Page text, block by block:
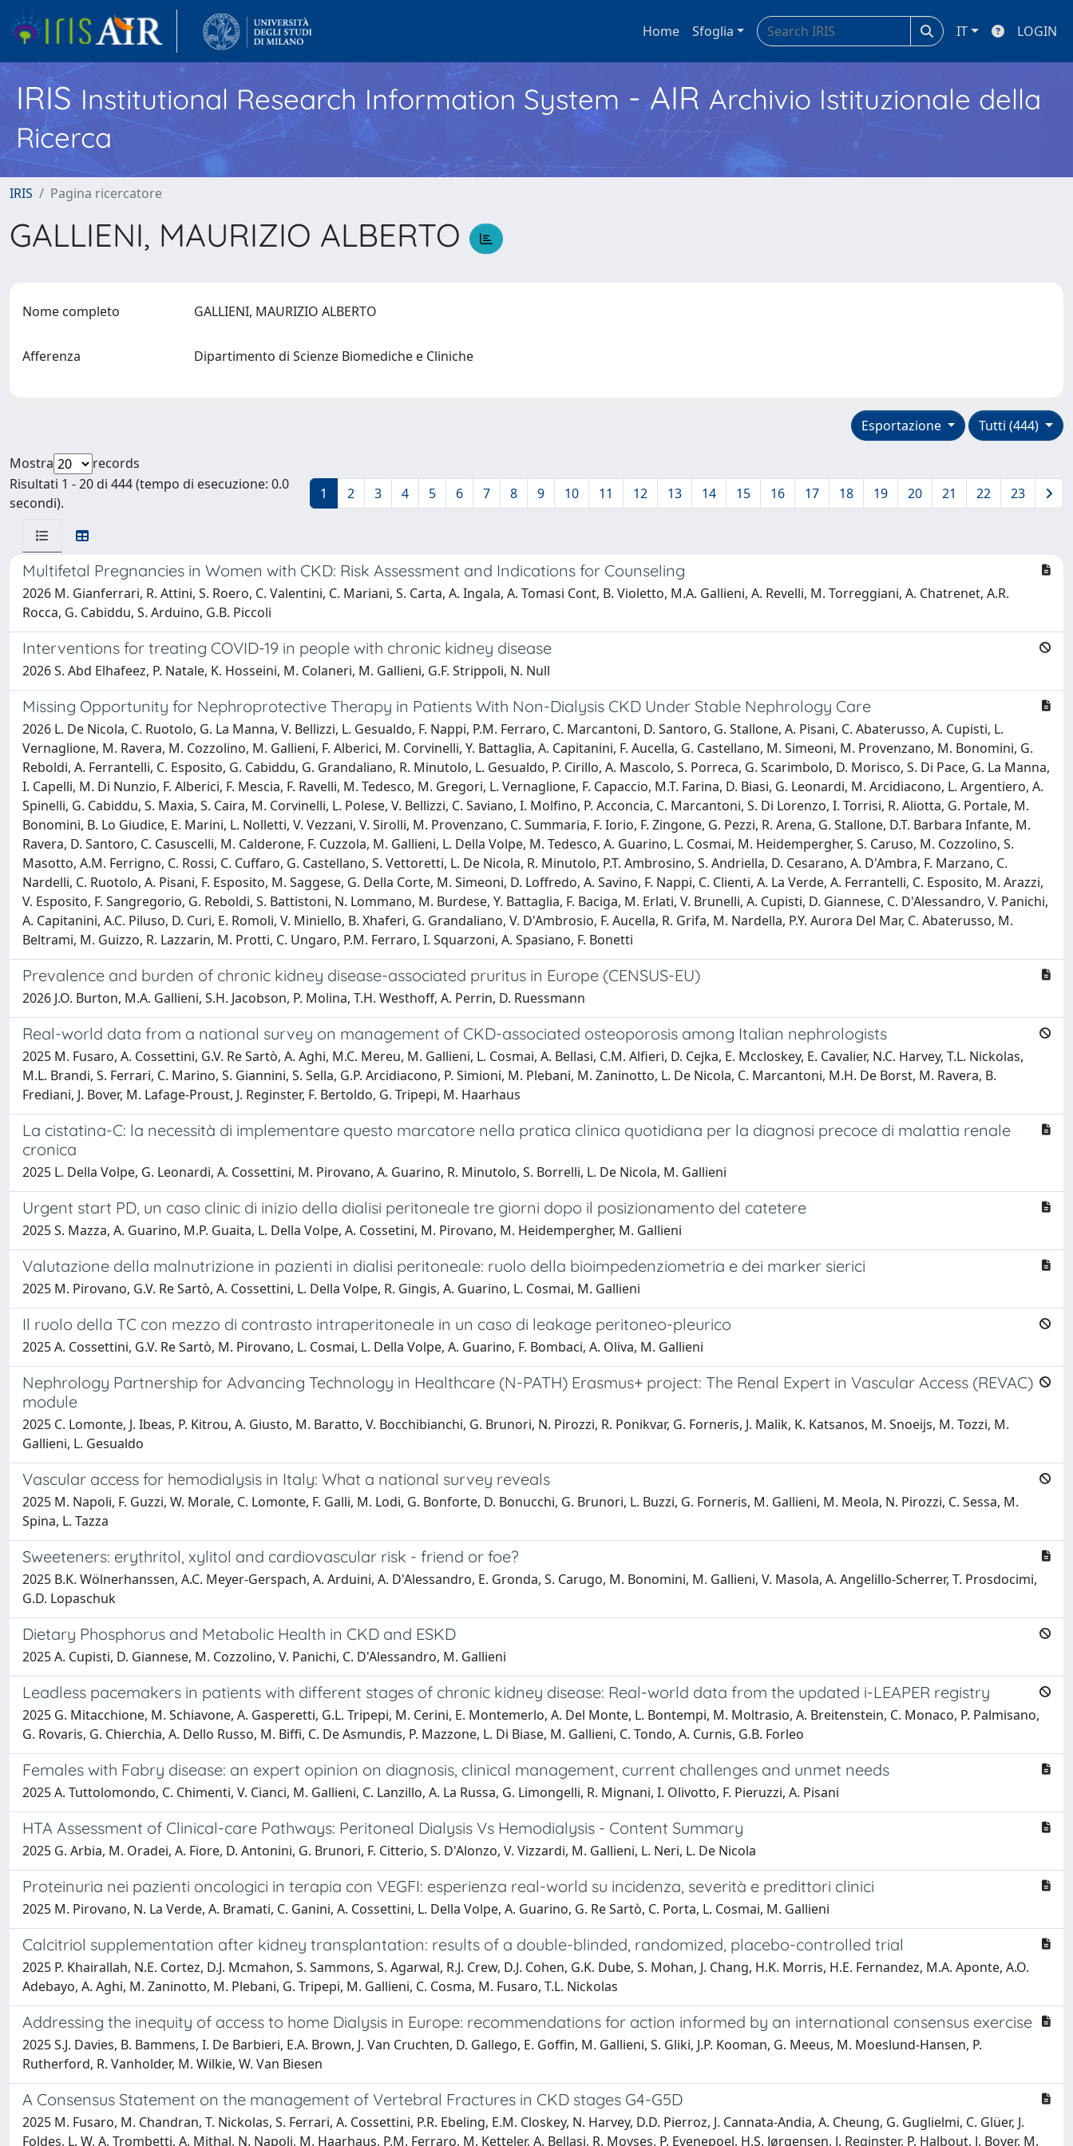
Home Sfoglia IT LOGIN
IRISInstitutional Research Information System - AIR Archivio Istituzionale della
Ricerca
IRIS Pagina ricercatore
GALLIENI, MAURIZIO ALBERTO
Nome completo GALLIENI, MAURIZIO ALBERTO
Afferenza Dipartimento di Scienze Biomediche e Cliniche
Tutti (444)
Esportazione
Mostra
records
Risultati 1 - 20 di 444 (tempo di esecuzione: 0.0
secondi).
1 2 3 4 5 6 7 8 9 10 11 12 13 14 15 16 17 18 19 20 21 22 23
Multifetal Pregnancies in Women with CKD: Risk Assessment and Indications for Counseling
2026 M. Gianferrari, R. Attini, S. Roero, C. Valentini, C. Mariani, S. Carta, A. Ingala, A. Tomasi Cont, B. Violetto, M.A. Gallieni, A. Revelli, M. Torreggiani, A. Chatrenet, A.R.
Rocca, G. Cabiddu, S. Arduino, G.B. Piccoli
Interventions for treating COVID-19 in people with chronic kidney disease
2026 S. Abd Elhafeez, P. Natale, K. Hosseini, M. Colaneri, M. Gallieni, G.F. Strippoli, N. Null
Missing Opportunity for Nephroprotective Therapy in Patients With Non-Dialysis CKD Under Stable Nephrology Care
2026 L. De Nicola, C. Ruotolo, G. La Manna, V. Bellizzi, L. Gesualdo, F. Nappi, P.M. Ferraro, C. Marcantoni, D. Santoro, G. Stallone, A. Pisani, C. Abaterusso, A. Cupisti, L.
Vernaglione, M. Ravera, M. Cozzolino, M. Gallieni, F. Alberici, M. Corvinelli, Y. Battaglia, A. Capitanini, F. Aucella, G. Castellano, M. Simeoni, M. Provenzano, M. Bonomini, G.
Reboldi, A. Ferrantelli, C. Esposito, G. Cabiddu, G. Grandaliano, R. Minutolo, L. Gesualdo, P. Cirillo, A. Mascolo, S. Porreca, G. Scarimbolo, D. Morisco, S. Di Pace, G. La Manna,
I. Capelli, M. Di Nunzio, F. Alberici, F. Mescia, F. Ravelli, M. Tedesco, M. Gregori, L. Vernaglione, F. Capaccio, M.T. Farina, D. Biasi, G. Leonardi, M. Arcidiacono, L. Argentiero, A.
Spinelli, G. Cabiddu, S. Maxia, S. Caira, M. Corvinelli, L. Polese, V. Bellizzi, C. Saviano, I. Molfino, P. Acconcia, C. Marcantoni, S. Di Lorenzo, I. Torrisi, R. Aliotta, G. Portale, M.
Bonomini, B. Lo Giudice, E. Marini, L. Nolletti, V. Vezzani, V. Sirolli, M. Provenzano, C. Summaria, F. Iorio, F. Zingone, G. Pezzi, R. Arena, G. Stallone, D.T. Barbara Infante, M.
Ravera, D. Santoro, C. Casuscelli, M. Calderone, F. Cuzzola, M. Gallieni, L. Della Volpe, M. Tedesco, A. Guarino, L. Cosmai, M. Heidempergher, S. Caruso, M. Cozzolino, S.
Masotto, A.M. Ferrigno, C. Rossi, C. Cuffaro, G. Castellano, S. Vettoretti, L. De Nicola, R. Minutolo, P.T. Ambrosino, S. Andriella, D. Cesarano, A. D'Ambra, F. Marzano, C.
Nardelli, C. Ruotolo, A. Pisani, F. Esposito, M. Saggese, G. Della Corte, M. Simeoni, D. Loffredo, A. Savino, F. Nappi, C. Clienti, A. La Verde, A. Ferrantelli, C. Esposito, M. Arazzi,
V. Esposito, F. Sangregorio, G. Reboldi, S. Battistoni, N. Lommano, M. Burdese, Y. Battaglia, F. Baciga, M. Erlati, V. Brunelli, A. Cupisti, D. Giannese, C. D'Alessandro, V. Panichi,
A. Capitanini, A.C. Piluso, D. Curi, E. Romoli, V. Miniello, B. Xhaferi, G. Grandaliano, V. D'Ambrosio, F. Aucella, R. Grifa, M. Nardella, P.Y. Aurora Del Mar, C. Abaterusso, M.
Beltrami, M. Guizzo, R. Lazzarin, M. Protti, C. Ungaro, P.M. Ferraro, I. Squarzoni, A. Spasiano, F. Bonetti
Prevalence and burden of chronic kidney disease-associated pruritus in Europe (CENSUS-EU)
2026 J.O. Burton, M.A. Gallieni, S.H. Jacobson, P. Molina, T.H. Westhoff, A. Perrin, D. Ruessmann
Real-world data from a national survey on management of CKD-associated osteoporosis among Italian nephrologists
2025 M. Fusaro, A. Cossettini, G.V. Re Sartò, A. Aghi, M.C. Mereu, M. Gallieni, L. Cosmai, A. Bellasi, C.M. Alfieri, D. Cejka, E. Mccloskey, E. Cavalier, N.C. Harvey, T.L. Nickolas,
M.L. Brandi, S. Ferrari, C. Marino, S. Giannini, S. Sella, G.P. Arcidiacono, P. Simioni, M. Plebani, M. Zaninotto, L. De Nicola, C. Marcantoni, M.H. De Borst, M. Ravera, B.
Frediani, J. Bover, M. Lafage-Proust, J. Reginster, F. Bertoldo, G. Tripepi, M. Haarhaus
La cistatina-C: la necessità di implementare questo marcatore nella pratica clinica quotidiana per la diagnosi precoce di malattia renale
cronica
2025 L. Della Volpe, G. Leonardi, A. Cossettini, M. Pirovano, A. Guarino, R. Minutolo, S. Borrelli, L. De Nicola, M. Gallieni
Urgent start PD, un caso clinic di inizio della dialisi peritoneale tre giorni dopo il posizionamento del catetere
2025 S. Mazza, A. Guarino, M.P. Guaita, L. Della Volpe, A. Cossetini, M. Pirovano, M. Heidempergher, M. Gallieni
Valutazione della malnutrizione in pazienti in dialisi peritoneale: ruolo della bioimpedenziometria e dei marker sierici
2025 M. Pirovano, G.V. Re Sartò, A. Cossettini, L. Della Volpe, R. Gingis, A. Guarino, L. Cosmai, M. Gallieni
Il ruolo della TC con mezzo di contrasto intraperitoneale in un caso di leakage peritoneo-pleurico
2025 A. Cossettini, G.V. Re Sartò, M. Pirovano, L. Cosmai, L. Della Volpe, A. Guarino, F. Bombaci, A. Oliva, M. Gallieni
Nephrology Partnership for Advancing Technology in Healthcare (N-PATH) Erasmus+ project: The Renal Expert in Vascular Access (REVAC)
module
2025 C. Lomonte, J. Ibeas, P. Kitrou, A. Giusto, M. Baratto, V. Bocchibianchi, G. Brunori, N. Pirozzi, R. Ponikvar, G. Forneris, J. Malik, K. Katsanos, M. Snoeijs, M. Tozzi, M.
Gallieni, L. Gesualdo
Vascular access for hemodialysis in Italy: What a national survey reveals
2025 M. Napoli, F. Guzzi, W. Morale, C. Lomonte, F. Galli, M. Lodi, G. Bonforte, D. Bonucchi, G. Brunori, L. Buzzi, G. Forneris, M. Gallieni, M. Meola, N. Pirozzi, C. Sessa, M.
Spina, L. Tazza
Sweeteners: erythritol, xylitol and cardiovascular risk - friend or foe?
2025 B.K. Wölnerhanssen, A.C. Meyer-Gerspach, A. Arduini, A. D'Alessandro, E. Gronda, S. Carugo, M. Bonomini, M. Gallieni, V. Masola, A. Angelillo-Scherrer, T. Prosdocimi,
G.D. Lopaschuk
Dietary Phosphorus and Metabolic Health in CKD and ESKD
2025 A. Cupisti, D. Giannese, M. Cozzolino, V. Panichi, C. D'Alessandro, M. Gallieni
Leadless pacemakers in patients with different stages of chronic kidney disease: Real-world data from the updated i-LEAPER registry
2025 G. Mitacchione, M. Schiavone, A. Gasperetti, G.L. Tripepi, M. Cerini, E. Montemerlo, A. Del Monte, L. Bontempi, M. Moltrasio, A. Breitenstein, C. Monaco, P. Palmisano,
G. Rovaris, G. Chierchia, A. Dello Russo, M. Biffi, C. De Asmundis, P. Mazzone, L. Di Biase, M. Gallieni, C. Tondo, A. Curnis, G.B. Forleo
Females with Fabry disease: an expert opinion on diagnosis, clinical management, current challenges and unmet needs
2025 A. Tuttolomondo, C. Chimenti, V. Cianci, M. Gallieni, C. Lanzillo, A. La Russa, G. Limongelli, R. Mignani, I. Olivotto, F. Pieruzzi, A. Pisani
HTA Assessment of Clinical-care Pathways: Peritoneal Dialysis Vs Hemodialysis - Content Summary
2025 G. Arbia, M. Oradei, A. Fiore, D. Antonini, G. Brunori, F. Citterio, S. D'Alonzo, V. Vizzardi, M. Gallieni, L. Neri, L. De Nicola
Proteinuria nei pazienti oncologici in terapia con VEGFI: esperienza real-world su incidenza, severità e predittori clinici
2025 M. Pirovano, N. La Verde, A. Bramati, C. Ganini, A. Cossettini, L. Della Volpe, A. Guarino, G. Re Sartò, C. Porta, L. Cosmai, M. Gallieni
Calcitriol supplementation after kidney transplantation: results of a double-blinded, randomized, placebo-controlled trial
2025 P. Khairallah, N.E. Cortez, D.J. Mcmahon, S. Sammons, S. Agarwal, R.J. Crew, D.J. Cohen, G.K. Dube, S. Mohan, J. Chang, H.K. Morris, H.E. Fernandez, M.A. Aponte, A.O.
Adebayo, A. Aghi, M. Zaninotto, M. Plebani, G. Tripepi, M. Gallieni, C. Cosma, M. Fusaro, T.L. Nickolas
Addressing the inequity of access to home Dialysis in Europe: recommendations for action informed by an international consensus exercise
2025 S.J. Davies, B. Bammens, I. De Barbieri, E.A. Brown, J. Van Cruchten, D. Gallego, E. Goffin, M. Gallieni, S. Gliki, J.P. Kooman, G. Meeus, M. Moeslund-Hansen, P.
Rutherford, R. Vanholder, M. Wilkie, W. Van Biesen
A Consensus Statement on the management of Vertebral Fractures in CKD stages G4-G5D
2025 M. Fusaro, M. Chandran, T. Nickolas, S. Ferrari, A. Cossettini, P.R. Ebeling, E.M. Closkey, N. Harvey, D.D. Pierroz, J. Cannata-Andia, A. Cheung, G. Guglielmi, C. Glüer, J.
Foldes, L. W, A. Trombetti, A. Mithal, N. Napoli, M. Haarhaus, P.M. Ferraro, M. Ketteler, A. Bellasi, R. Moyses, P. Evenepoel, H.S. Jørgensen, J. Reginster, P. Halbout, J. Bover, M.